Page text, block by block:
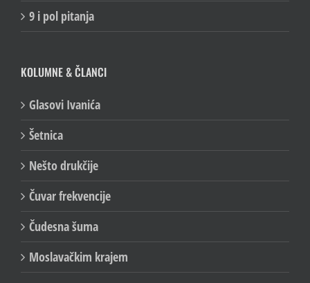
9 i pol pitanja
KOLUMNE & ČLANCI
Glasovi Ivanića
Šetnica
Nešto drukčije
Čuvar frekvencije
Čudesna šuma
Moslavačkim krajem